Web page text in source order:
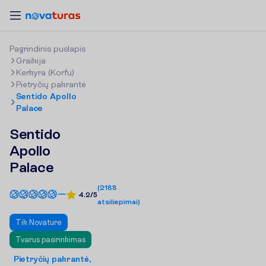
Pagrindinis puslapis
Graikija
Kerkyra (Korfu)
Pietryčių pakrantė
Sentido Apollo
Palace
Sentido
Apollo
Palace
4.2/5
(2188
atsiliepimai)
Tik Novature
Tvarus pasirinkimas
Pietryčių pakrantė,